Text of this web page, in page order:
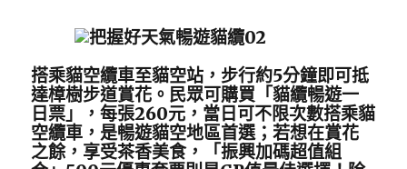
搭乘貓空纜車至貓空站，步行約5分鐘即可抵
達樟樹步道賞花。民眾可購買「貓纜暢遊一
日票」，每張260元，當日可不限次數搭乘貓
空纜車，是暢遊貓空地區首選；若想在賞花
之餘，享受茶香美食，「振興加碼超值組